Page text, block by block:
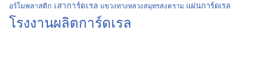
อร์โมพลาสติก เสาการ์ดเรล แขวงทางหลวงสมุทรสงคราม แผ่นการ์ดเรล
โรงงานผลิตการ์ดเรล